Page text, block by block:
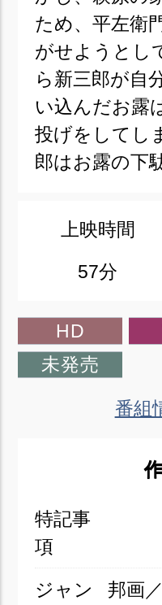
ため、平左衛
がせようとし
ら新三郎が自
い込んだお露
投げをしてし
郎はお露の下
上映時間
57分
HD
未発売
番組
特記事
項
ジャン
邦画